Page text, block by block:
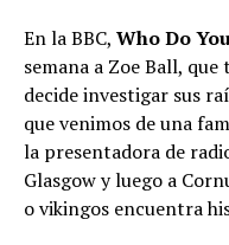
En la BBC, Who Do
semana a Zoe Ball,
decide investigar sus
que venimos de una
la presentadora de
Glasgow y luego a
o vikingos encuentra